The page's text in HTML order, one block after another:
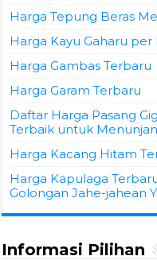
Harga Tepung Beras
Harga Kayu Gaharu per
Harga Gambas Terbaru
Harga Garam Terbaru
Daftar Harga Pasang
Terbaik untuk
Harga Kacang Hitam
Harga Kapulaga
Golongan Jahe-jahean
Informasi Pilihan